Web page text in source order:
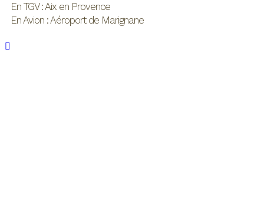
En TGV : Aix en Provence
En Avion : Aéroport de Marignane